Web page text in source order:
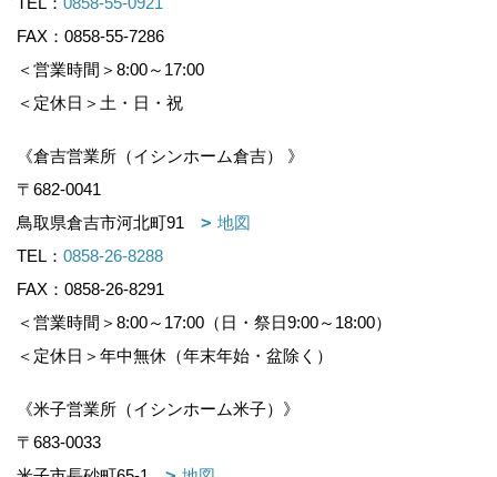
FAX：0858-55-7286
＜営業時間＞8:00～17:00
＜定休日＞土・日・祝
《倉吉営業所（イシンホーム倉吉） 》
〒682-0041
鳥取県倉吉市河北町91
地図
TEL： 0858-26-8288
FAX：0858-26-8291
＜営業時間＞8:00～17:00（日・祭日9:00～18:00）
＜定休日＞年中無休（年末年始・盆除く）
《米子営業所（イシンホーム米子）》
〒683-0033